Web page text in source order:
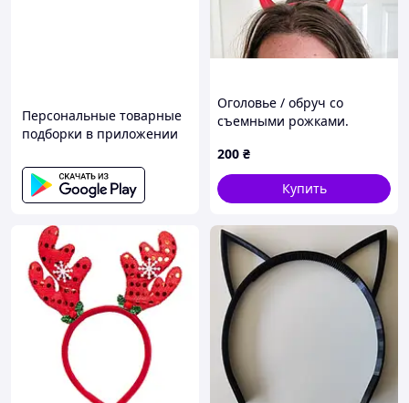
Персональные товарные
подборки в приложении
Оголовье / обруч со
съемными рожками.
200 ₴
Купить